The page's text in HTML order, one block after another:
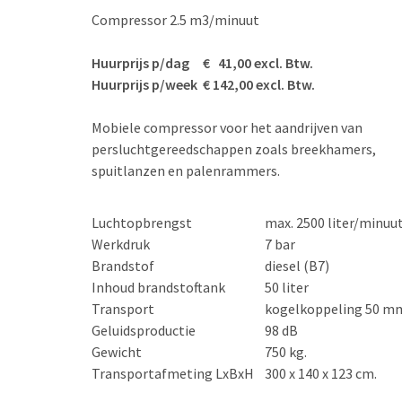
Compressor 2.5 m3/minuut
Huurprijs p/dag € 41,00 excl. Btw.
Huurprijs p/week € 142,00 excl. Btw.
Mobiele compressor voor het aandrijven van
persluchtgereedschappen zoals breekhamers,
spuitlanzen en palenrammers.
Luchtopbrengst
max. 2500 liter/
Werkdruk
7 bar
Brandstof
diesel (B7)
Inhoud brandstoftank
50 liter
Transport
kogelkoppeling 50
Geluidsproductie
98 dB
Gewicht
750 kg.
Transportafmeting LxBxH 300 x 140 x 123 cm.